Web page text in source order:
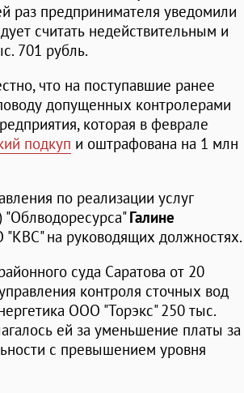
раз предпринимателя уведомили
считать недействительным и
701 рубль.
что на поступавшие ранее
допущенных контролерами
которая в феврале
подкуп и оштрафована на 1 млн
по реализации услуг
Галине
на руководящих должностях.
суда Саратова от 20
контроля сточных вод
ООО "Торэкс" 250 тыс.
ей за уменьшение платы за
с превышением уровня